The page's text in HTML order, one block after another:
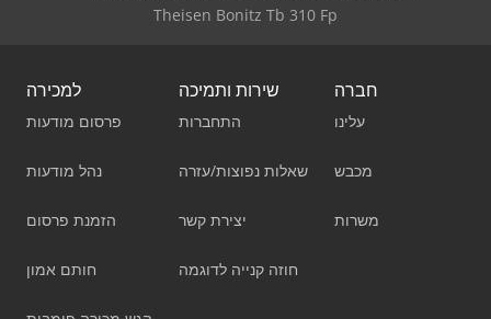
Theisen Bonitz Tb 310 Fp
למכירה
פרסום מודעות
נהל מודעות
הזמנת פרסום
חותם אמון
שירות ותמיכה
התחברות
שאלות נפוצות/עזרה
יצירת קשר
חוזה קנייה לדוגמה
חברה
עלינו
מכבש
משרות